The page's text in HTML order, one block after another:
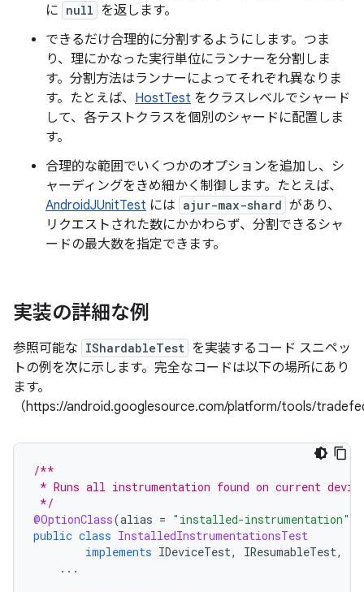
に null を返します。
できるだけ合理的に分割するようにします。つま
り、理にかなった実行単位にランナーを分割しま
す。分割方法はランナーによってそれぞれ異なりま
す。たとえば、 HostTest をクラスレベルでシャード
して、各テストクラスを個別のシャードに配置しま
す。
合理的な範囲でいくつかのオプションを追加し、シ
ャーディングをきめ細かく制御します。たとえば、
AndroidJUnitTest には ajur-max-shard があり、
リクエストされた数にかかわらず、分割できるシャ
ードの最大数を指定できます。
実装の詳細な例
参照可能な IShardableTest を実装するコード スニペッ
トの例を次に示します。完全なコードは以下の場所にあり
ます。
（https://android.googlesource.com/platform/tools/
/**
* Runs all instrumentation found on current
*/
@OptionClass(alias = "installed-instrumentation"
public class InstalledInstrumentationsTest
implements IDeviceTest, IResumableTest,
...